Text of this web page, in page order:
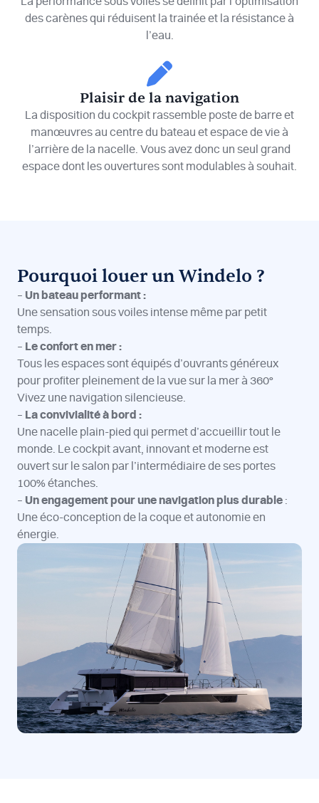
des carènes qui réduisent la trainée et la résistance à
l’eau.
Plaisir de la navigation
La disposition du cockpit rassemble poste de barre et
manœuvres au centre du bateau et espace de vie à
l’arrière de la nacelle. Vous avez donc un seul grand
espace dont les ouvertures sont modulables à souhait.
Pourquoi louer un Windelo ?
– Un bateau performant :
Une sensation sous voiles intense même par petit
temps.
– Le confort en mer :
Tous les espaces sont équipés d’ouvrants généreux
pour profiter pleinement de la vue sur la mer à 360°
Vivez une navigation silencieuse.
– La convivialité à bord :
Une nacelle plain-pied qui permet d’accueillir tout le
monde. Le cockpit avant, innovant et moderne est
ouvert sur le salon par l’intermédiaire de ses portes
100% étanches.
– Un engagement pour une navigation plus durable :
Une éco-conception de la coque et autonomie en
énergie.